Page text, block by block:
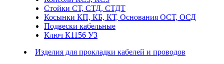
Стойки СТ, СТД, СТДТ
Косынки КП, КБ, КТ, Основания ОСТ, ОСД
Подвески кабельные
Ключ К1156 УЗ
Изделия для прокладки кабелей и проводов